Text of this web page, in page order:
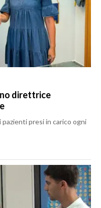
direttrice
presi in carico ogni